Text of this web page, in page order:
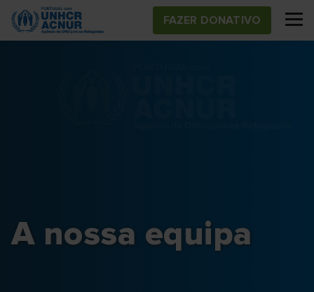
Skip
main
FAZER DONATIVO
A nossa equipa